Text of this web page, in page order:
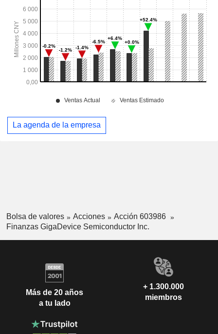
La agenda de la empresa
Bolsa de valores Acciones
Acción 603986
Finanzas GigaDevice Semiconductor Inc.
Más de 20 años
a tu lado
+ 1.300.000
miembros